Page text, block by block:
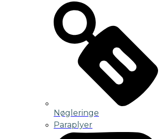
Nøgleringe
Paraplyer